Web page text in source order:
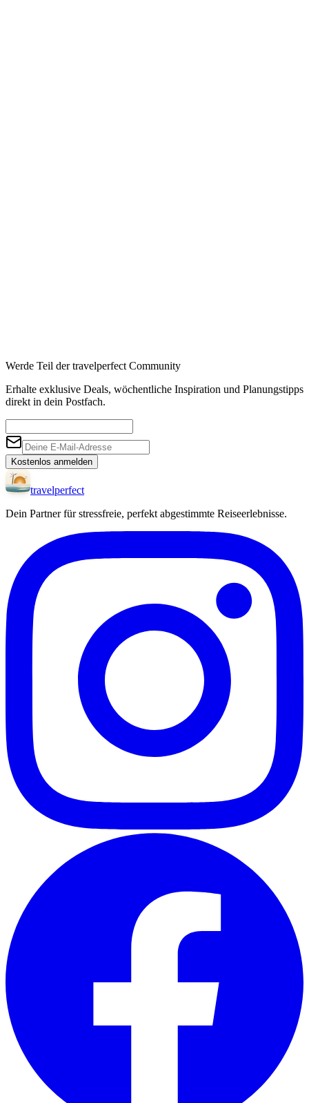
Werde Teil der travelperfect Community
Erhalte exklusive Deals, wöchentliche Inspiration und Planungstipps
direkt in dein Postfach.
Kostenlos anmelden
travelperfect
Dein Partner für stressfreie, perfekt abgestimmte Reiseerlebnisse.